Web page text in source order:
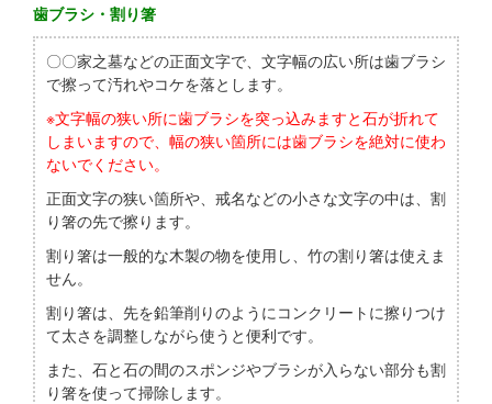
歯ブラシ・割り箸
〇〇家之墓などの正面文字で、文字幅の広い所は歯ブラシ
で擦って汚れやコケを落とします。
※文字幅の狭い所に歯ブラシを突っ込みますと石が折れて
しまいますので、幅の狭い箇所には歯ブラシを絶対に使わ
ないでください。
正面文字の狭い箇所や、戒名などの小さな文字の中は、割
り箸の先で擦ります。
割り箸は一般的な木製の物を使用し、竹の割り箸は使えま
せん。
割り箸は、先を鉛筆削りのようにコンクリートに擦りつけ
て太さを調整しながら使うと便利です。
また、石と石の間のスポンジやブラシが入らない部分も割
り箸を使って掃除します。